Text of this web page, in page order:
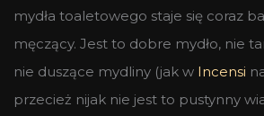
mydła toaletowego staje się coraz
męczący. Jest to dobre mydło, nie
nie duszące mydliny (jak w Incensi
przecież nijak nie jest to pustynny